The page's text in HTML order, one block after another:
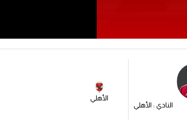
النادي : الأهلي
الأهلي